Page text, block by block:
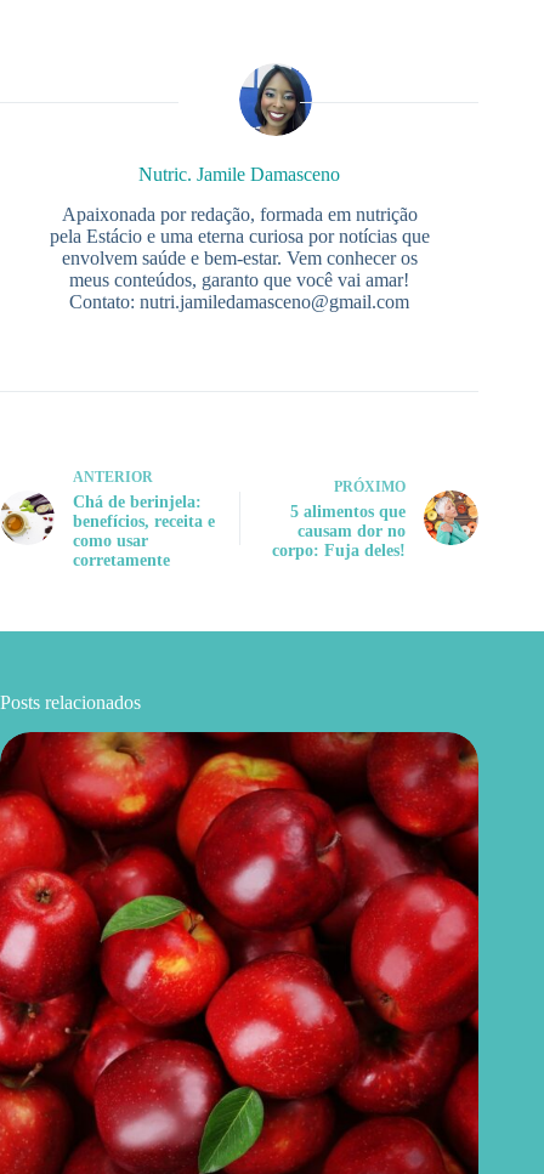
Nutric. Jamile Damasceno
Apaixonada por redação, formada em nutrição
pela Estácio e uma eterna curiosa por notícias que
envolvem saúde e bem-estar. Vem conhecer os
meus conteúdos, garanto que você vai amar!
Contato:nutri.jamiledamasceno@gmail.com
ANTERIOR
Chá de berinjela:
benefícios, receita e
como usar
corretamente
PRÓXIMO
5 alimentos que
causam dor no
corpo: Fuja deles!
Posts relacionados